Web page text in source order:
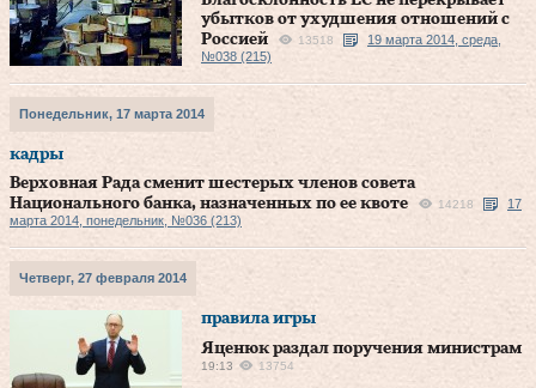
убытков от ухудшения отношений с
Россией
13518
19 марта 2014, среда,
№038 (215)
Понедельник, 17 марта 2014
кадры
Верховная Рада сменит шестерых членов совета
Национального банка, назначенных по ее квоте
14218
17
марта 2014, понедельник, №036 (213)
Четверг, 27 февраля 2014
правила игры
Яценюк раздал поручения министрам
19:13 13754